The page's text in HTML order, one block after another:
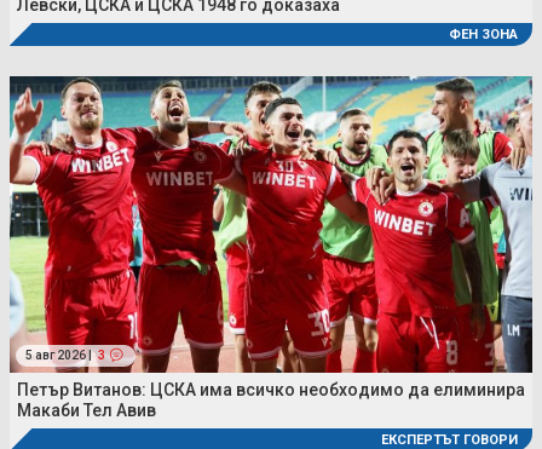
Левски, ЦСКА и ЦСКА 1948 го доказаха
ФЕН ЗОНА
5 авг 2026 | 3
Петър Витанов: ЦСКА има всичко необходимо да елиминира
Макаби Тел Авив
ЕКСПЕРТЪТ ГОВОРИ